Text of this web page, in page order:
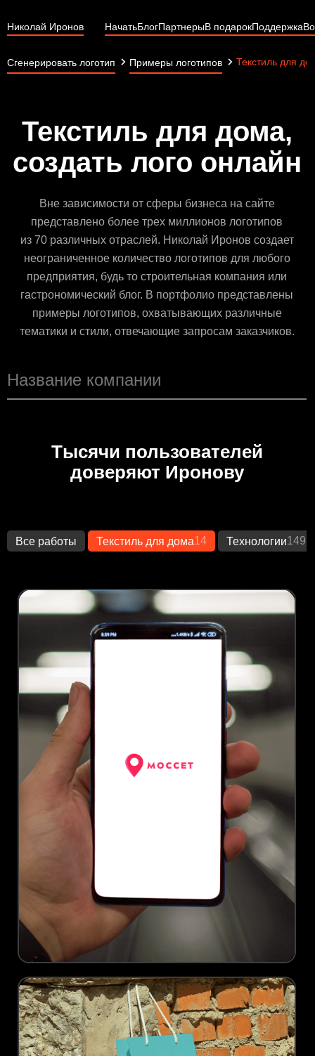
Николай Иронов НачатьБлогПартнерыВ подарокПоддержка
Сгенерировать логотип Примеры логотипов Текстиль для
Текстиль для дома,
создать лого онлайн
Вне зависимости от сферы бизнеса на сайте
представлено более трех миллионов логотипов
из 70 различных отраслей. Николай Иронов создает
неограниченное количество логотипов для любого
предприятия, будь то строительная компания или
гастрономический блог. В портфолио представлены
примеры логотипов, охватывающих различные
тематики и стили, отвечающие запросам заказчиков.
Тысячи пользователей
доверяют Иронову
Все работы Текстиль для дома14 Технологии1492